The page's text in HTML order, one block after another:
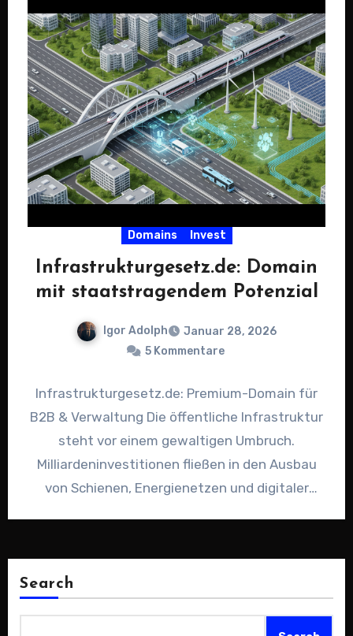
Domains Invest
Infrastrukturgesetz.de: Domain
mit staatstragendem Potenzial
Igor Adolph
Januar 28, 2026
5 Kommentare
Infrastrukturgesetz.de: Premium-Domain für
B2B & Verwaltung Die öffentliche Infrastruktur
steht vor einem gewaltigen Umbruch.
Milliardeninvestitionen fließen in den Ausbau
von Schienen, Energienetzen und digitaler
Search